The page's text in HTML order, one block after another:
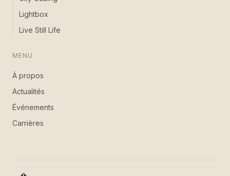
Lightbox
Live Still Life
MENU
À propos
Actualités
Événements
Carrières